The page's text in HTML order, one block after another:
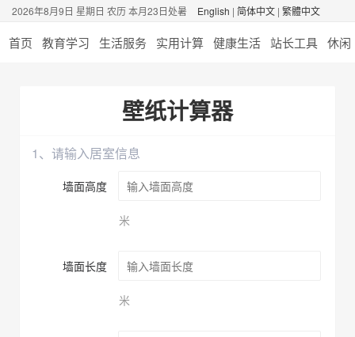
2026年8月9日 星期日 农历 本月23日处暑 English | 简体中文 | 繁體中文
首页 教育学习 生活服务 实用计算 健康生活 站长工具 休闲
壁纸计算器
1、请输入居室信息
墙面高度
米
墙面长度
米